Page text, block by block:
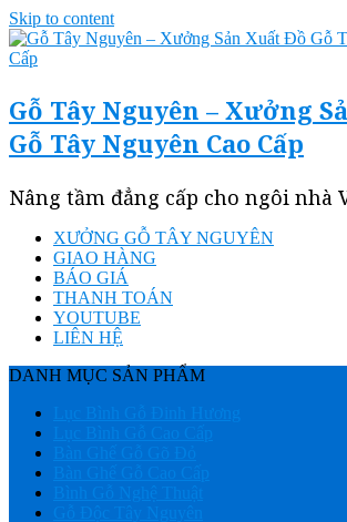
Skip to content
Gỗ Tây Nguyên – Xưởng
Gỗ Tây Nguyên Cao Cấp
Nâng tầm đẳng cấp cho ngôi nhà
XƯỞNG GỖ TÂY NGUYÊN
GIAO HÀNG
BÁO GIÁ
THANH TOÁN
YOUTUBE
LIÊN HỆ
DANH MỤC SẢN PHẨM